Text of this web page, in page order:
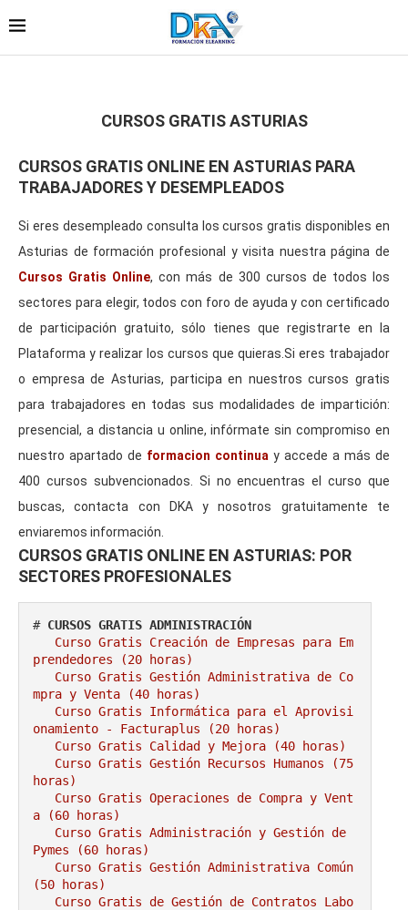
CURSOS GRATIS ASTURIAS
CURSOS GRATIS ONLINE EN ASTURIAS PARA
TRABAJADORES Y DESEMPLEADOS
Si eres desempleado consulta los cursos gratis disponibles en
Asturias de formación profesional y visita nuestra página de
Cursos Gratis Online, con más de 300 cursos de todos los
sectores para elegir, todos con foro de ayuda y con certificado
de participación gratuito, sólo tienes que registrarte en la
Plataforma y realizar los cursos que quieras.Si eres trabajador
o empresa de Asturias, participa en nuestros cursos gratis
para trabajadores en todas sus modalidades de impartición:
presencial, a distancia u online, infórmate sin compromiso en
nuestro apartado de formacion continua y accede a más de
400 cursos subvencionados. Si no encuentras el curso que
buscas, contacta con DKA y nosotros gratuitamente te
enviaremos información.
CURSOS GRATIS ONLINE EN ASTURIAS: POR
SECTORES PROFESIONALES
# CURSOS GRATIS ADMINISTRACIÓN
Curso Gratis Creación de Empresas para Em
prendedores (20 horas)
Curso Gratis Gestión Administrativa de Co
mpra y Venta (40 horas)
Curso Gratis Informática para el Aprovisi
onamiento - Facturaplus (20 horas)
Curso Gratis Calidad y Mejora (40 horas)
Curso Gratis Gestión Recursos Humanos (75
horas)
Curso Gratis Operaciones de Compra y Vent
a (60 horas)
Curso Gratis Administración y Gestión de
Pymes (60 horas)
Curso Gratis Gestión Administrativa Común
(50 horas)
Curso Gratis de Gestión de Contratos Labo